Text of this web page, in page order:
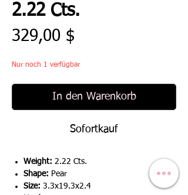
2.22 Cts.
329,00 $
Nur noch 1 verfügbar
In den Warenkorb
Sofortkauf
Weight: 2.22 Cts.
Shape: Pear
Size: 3.3x19.3x2.4